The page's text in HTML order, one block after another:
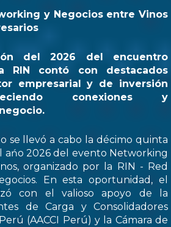
y Negocios entre Vinos
del 2026 del encuentro
RIN contó con destacados
empresarial y de inversión
conexiones y
se llevó a cabo la décimo quinta
ańo 2026 del evento Networking
organizado por la RIN - Red
En esta oportunidad, el
con el valioso apoyo de la
de Carga y Consolidadores
(AACCI Perú) y la Cámara de